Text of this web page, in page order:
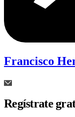
Francisco
Regístrate